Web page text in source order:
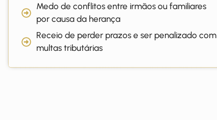
Medo de conflitos entre irmãos ou familiares
por causa da herança
Receio de perder prazos e ser penalizado com
multas tributárias